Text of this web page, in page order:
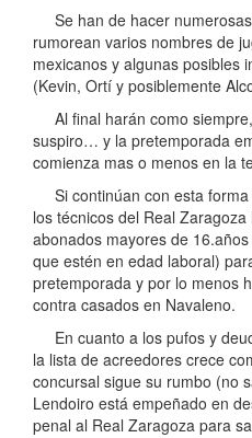
Se han de hacer
rumorean varios nombres de
mexicanos y algunas posibles
(Kevin, Ortí y posiblemente
Al final harán como
suspiro… y la pretemporada
comienza mas o menos en la
Si continúan con esta forma
los técnicos del Real
abonados mayores de
que estén en edad laboral)
pretemporada y por lo menos
contra casados en Navaleno.
En cuanto a los pufos y
la lista de acreedores crece
concursal sigue su rumbo (no
Lendoiro está empeñado en
penal al Real Zaragoza para